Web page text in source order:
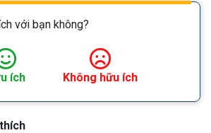
với bạn không?
ích Không hữu ích